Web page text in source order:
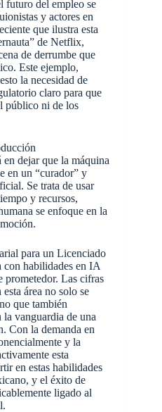
futuro del empleo se
y actores en
que ilustra esta
de Netflix,
de derrumbe que
Este ejemplo,
la necesidad de
claro para que
público ni de los
dejar que la máquina
en un “curador” y
Se trata de usar
y recursos,
se enfoque en la
para un Licenciado
habilidades en IA
prometedor. Las cifras
área no solo se
que también
vanguardia de una
Con la demanda en
y la
esta
en estas habilidades
y el éxito de
ligado al